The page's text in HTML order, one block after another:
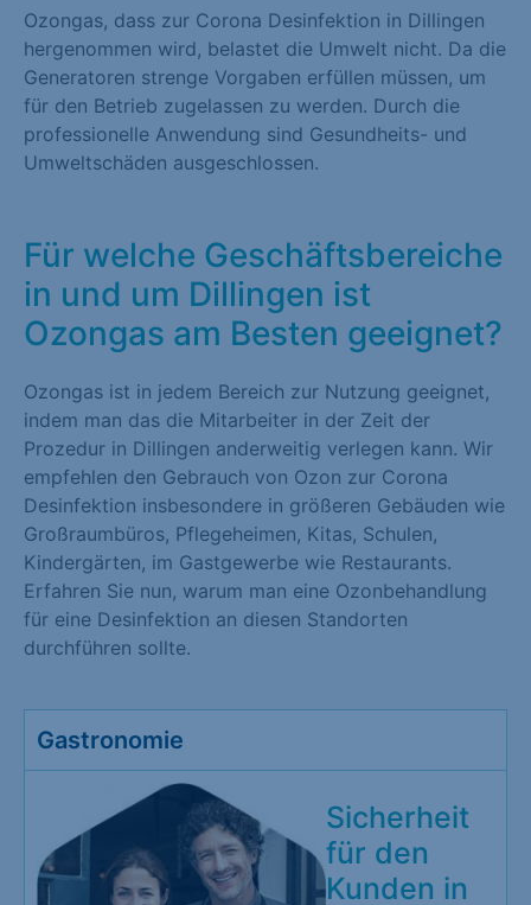
Ozongas, dass zur Corona Desinfektion in Dillingen
hergenommen wird, belastet die Umwelt nicht. Da die
Generatoren strenge Vorgaben erfüllen müssen, um
für den Betrieb zugelassen zu werden. Durch die
professionelle Anwendung sind Gesundheits- und
Umweltschäden ausgeschlossen.
Für welche Geschäftsbereiche
in und um Dillingen ist
Ozongas am Besten geeignet?
Ozongas ist in jedem Bereich zur Nutzung geeignet,
indem man das die Mitarbeiter in der Zeit der
Prozedur in Dillingen anderweitig verlegen kann. Wir
empfehlen den Gebrauch von Ozon zur Corona
Desinfektion insbesondere in größeren Gebäuden wie
Großraumbüros, Pflegeheimen, Kitas, Schulen,
Kindergärten, im Gastgewerbe wie Restaurants.
Erfahren Sie nun, warum man eine Ozonbehandlung
für eine Desinfektion an diesen Standorten
durchführen sollte.
Gastronomie
Sicherheit
für den
Kunden in